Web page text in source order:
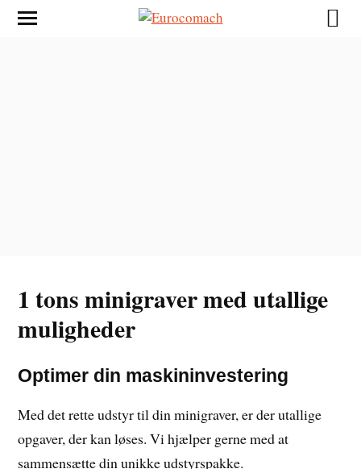
1 tons minigraver med utallige
muligheder
Optimer din maskininvestering
Med det rette udstyr til din minigraver, er der utallige
opgaver, der kan løses. Vi hjælper gerne med at
sammensætte din unikke udstyrspakke.